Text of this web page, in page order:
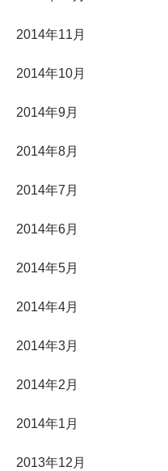
2014年11月
2014年10月
2014年9月
2014年8月
2014年7月
2014年6月
2014年5月
2014年4月
2014年3月
2014年2月
2014年1月
2013年12月